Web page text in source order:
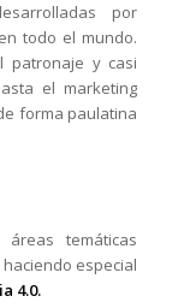
por
todo el mundo.
patronaje y casi
el marketing
forma paulatina
temáticas
especial
4.0.